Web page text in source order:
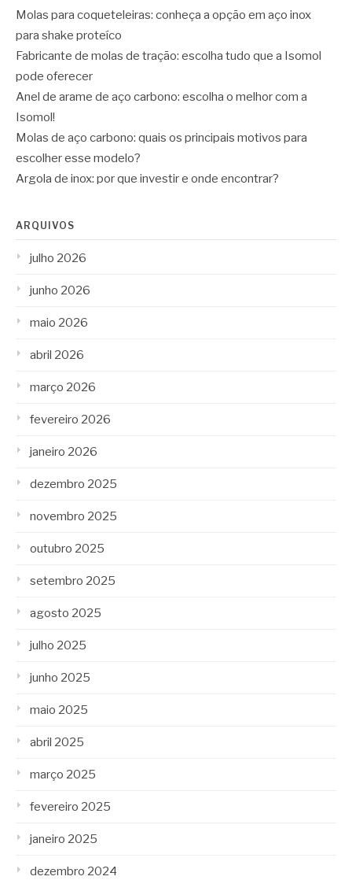
Molas para coqueteleiras: conheça a opção em aço inox
para shake proteíco
Fabricante de molas de tração: escolha tudo que a Isomol
pode oferecer
Anel de arame de aço carbono: escolha o melhor com a
Isomol!
Molas de aço carbono: quais os principais motivos para
escolher esse modelo?
Argola de inox: por que investir e onde encontrar?
ARQUIVOS
julho 2026
junho 2026
maio 2026
abril 2026
março 2026
fevereiro 2026
janeiro 2026
dezembro 2025
novembro 2025
outubro 2025
setembro 2025
agosto 2025
julho 2025
junho 2025
maio 2025
abril 2025
março 2025
fevereiro 2025
janeiro 2025
dezembro 2024